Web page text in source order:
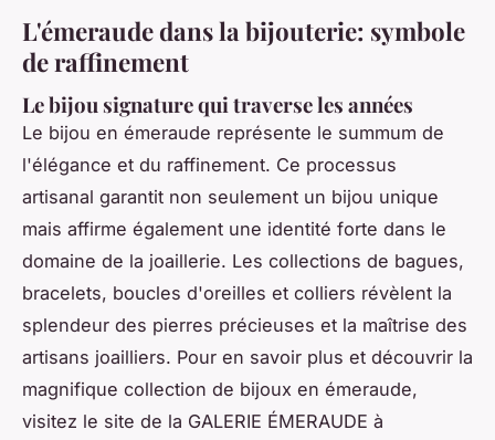
L'émeraude dans la bijouterie: symbole
de raffinement
Le bijou signature qui traverse les années
Le bijou en émeraude représente le summum de
l'élégance et du raffinement. Ce processus
artisanal garantit non seulement un bijou unique
mais affirme également une identité forte dans le
domaine de la joaillerie. Les collections de bagues,
bracelets, boucles d'oreilles et colliers révèlent la
splendeur des pierres précieuses et la maîtrise des
artisans joailliers. Pour en savoir plus et découvrir la
magnifique collection de bijoux en émeraude,
visitez le site de la GALERIE ÉMERAUDE à